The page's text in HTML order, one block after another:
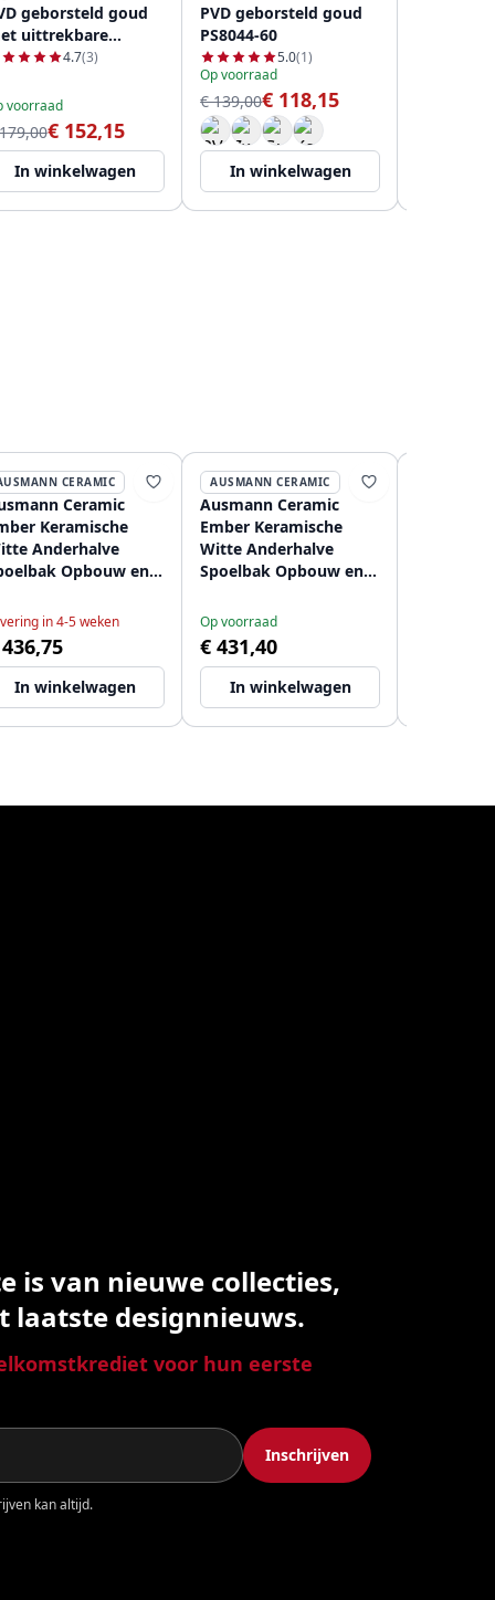
geborsteld goud
uittrekbare
PS8050-60
4.7(3)
voorraad
€ 152,15
In winkelwagen
PVD geborsteld goud
PS8044-60
5.0(1)
Op voorraad
€ 139,00€ 118,15
In winkelwagen
CERAMIC
Ceramic
Keramische
Anderhalve
Opbouw en
met RVS pluggen
in 4-5 weken
In winkelwagen
AUSMANN CERAMIC
Ausmann Ceramic
Ember Keramische
Witte Anderhalve
Spoelbak Opbouw en
mm met RVS pluggen
1208970736
Op voorraad
€ 431,40
In winkelwagen
is van nieuwe collecties,
laatste designnieuws.
voor hun eerste
Inschrijven
kan altijd.